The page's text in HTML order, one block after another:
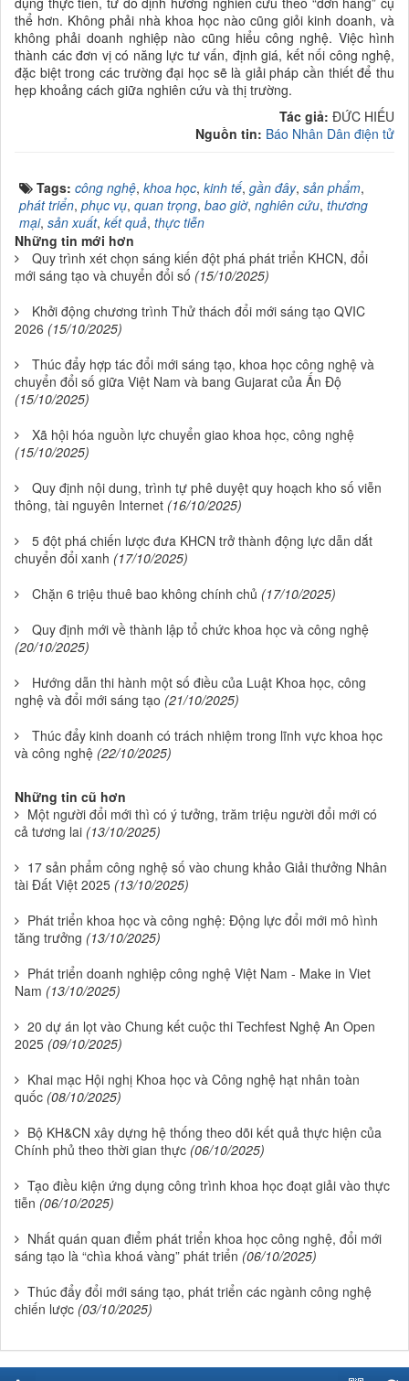
thể hơn. Không phải nhà khoa học nào cũng giỏi kinh doanh, và
không phải doanh nghiệp nào cũng hiểu công nghệ. Việc hình
thành các đơn vị có năng lực tư vấn, định giá, kết nối công nghệ,
đặc biệt trong các trường đại học sẽ là giải pháp cần thiết để thu
hẹp khoảng cách giữa nghiên cứu và thị trường.
Tác giả: ĐỨC HIẾU
Nguồn tin: Báo Nhân Dân điện tử
Tags: công nghệ, khoa học, kinh tế, gần đây, sản phẩm,
phát triển, phục vụ, quan trọng, bao giờ, nghiên cứu, thương
mại, sản xuất, kết quả, thực tiễn
Những tin mới hơn
Quy trình xét chọn sáng kiến đột phá phát triển KHCN, đổi
mới sáng tạo và chuyển đổi số (15/10/2025)
Khởi động chương trình Thử thách đổi mới sáng tạo QVIC
2026 (15/10/2025)
Thúc đẩy hợp tác đổi mới sáng tạo, khoa học công nghệ và
chuyển đổi số giữa Việt Nam và bang Gujarat của Ấn Độ
(15/10/2025)
Xã hội hóa nguồn lực chuyển giao khoa học, công nghệ
(15/10/2025)
Quy định nội dung, trình tự phê duyệt quy hoạch kho số viễn
thông, tài nguyên Internet (16/10/2025)
5 đột phá chiến lược đưa KHCN trở thành động lực dẫn dắt
chuyển đổi xanh (17/10/2025)
Chặn 6 triệu thuê bao không chính chủ (17/10/2025)
Quy định mới về thành lập tổ chức khoa học và công nghệ
(20/10/2025)
Hướng dẫn thi hành một số điều của Luật Khoa học, công
nghệ và đổi mới sáng tạo (21/10/2025)
Thúc đẩy kinh doanh có trách nhiệm trong lĩnh vực khoa học
và công nghệ (22/10/2025)
Những tin cũ hơn
Một người đổi mới thì có ý tưởng, trăm triệu người đổi mới có
cả tương lai (13/10/2025)
17 sản phẩm công nghệ số vào chung khảo Giải thưởng Nhân
tài Đất Việt 2025 (13/10/2025)
Phát triển khoa học và công nghệ: Động lực đổi mới mô hình
tăng trưởng (13/10/2025)
Phát triển doanh nghiệp công nghệ Việt Nam - Make in Viet
Nam (13/10/2025)
20 dự án lọt vào Chung kết cuộc thi Techfest Nghệ An Open
2025 (09/10/2025)
Khai mạc Hội nghị Khoa học và Công nghệ hạt nhân toàn
quốc (08/10/2025)
Bộ KH&CN xây dựng hệ thống theo dõi kết quả thực hiện của
Chính phủ theo thời gian thực (06/10/2025)
Tạo điều kiện ứng dụng công trình khoa học đoạt giải vào thực
tiễn (06/10/2025)
Nhất quán quan điểm phát triển khoa học công nghệ, đổi mới
sáng tạo là “chìa khoá vàng” phát triển (06/10/2025)
Thúc đẩy đổi mới sáng tạo, phát triển các ngành công nghệ
chiến lược (03/10/2025)